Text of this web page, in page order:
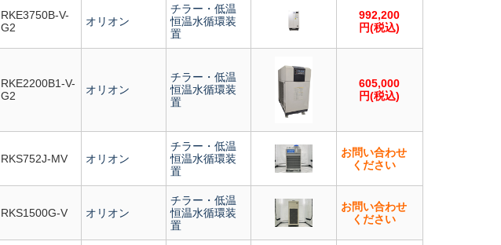
RKE3750B-V-
G2
オリオン
チラー・低温
恒温水循環装
置
992,200
円(税込)
RKE2200B1-V-
G2
オリオン
チラー・低温
恒温水循環装
置
605,000
円(税込)
RKS752J-MV オリオン
チラー・低温
恒温水循環装
置
お問い合わせ
ください
RKS1500G-V オリオン
チラー・低温
恒温水循環装
置
お問い合わせ
ください